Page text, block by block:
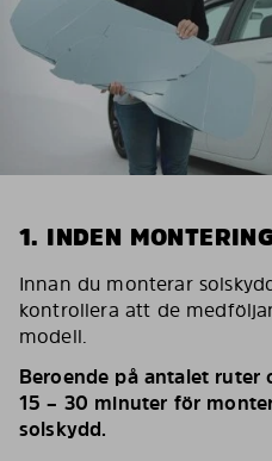
1. INDEN MONTERING
Innan du monterar
kontrollera att de
modell.
Beroende på antalet ruter
15 – 30 minuter för
solskydd.